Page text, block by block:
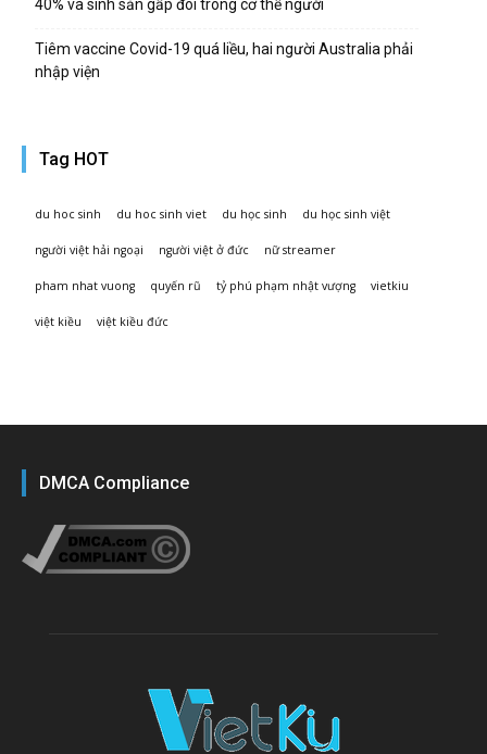
40% và sinh sản gấp đôi trong cơ thể người
Tiêm vaccine Covid-19 quá liều, hai người Australia phải
nhập viện
Tag HOT
du hoc sinh du hoc sinh viet du học sinh du học sinh việt
người việt hải ngoại người việt ở đức nữ streamer
pham nhat vuong quyến rũ tỷ phú phạm nhật vượng vietkiu
việt kiều việt kiều đức
DMCA Compliance